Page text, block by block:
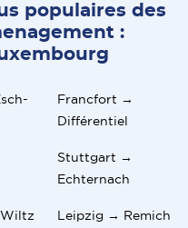
populaires des
:
Francfort →
Différentiel
Stuttgart →
Echternach
Leipzig → Remich